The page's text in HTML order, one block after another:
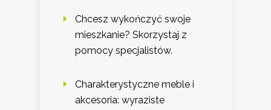
Chcesz wykończyć swoje
mieszkanie? Skorzystaj z
pomocy specjalistów.
Charakterystyczne meble i
akcesoria: wyraziste